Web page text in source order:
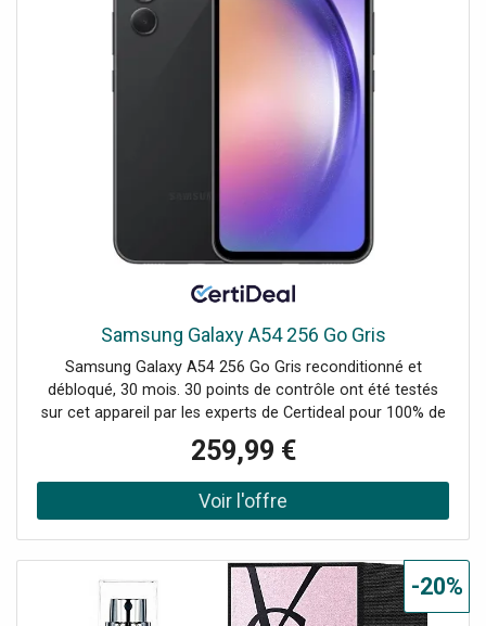
Samsung Galaxy A54 256 Go Gris
Samsung Galaxy A54 256 Go Gris reconditionné et
débloqué, 30 mois. 30 points de contrôle ont été testés
sur cet appareil par les experts de Certideal pour 100% de
qualité.
259,99 €
-20%